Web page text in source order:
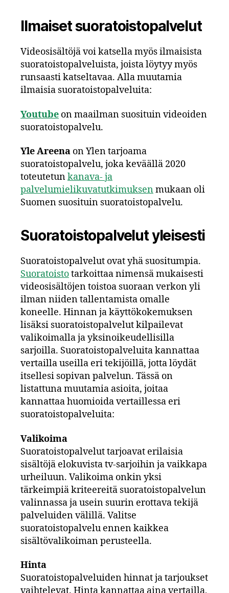
Ilmaiset suoratoistopalvelut
Videosisältöjä voi katsella myös ilmaisista
suoratoistopalveluista, joista löytyy myös
runsaasti katseltavaa. Alla muutamia
ilmaisia suoratoistopalveluita:
Youtube on maailman suosituin videoiden
suoratoistopalvelu.
Yle Areena on Ylen tarjoama
suoratoistopalvelu, joka keväällä 2020
toteutetunkanava- ja
palvelumielikuvatutkimuksenmukaan oli
Suomen suosituin suoratoistopalvelu.
Suoratoistopalvelut yleisesti
Suoratoistopalvelut ovat yhä suositumpia.
Suoratoistotarkoittaa nimensä mukaisesti
videosisältöjen toistoa suoraan verkon yli
ilman niiden tallentamista omalle
koneelle. Hinnan ja käyttökokemuksen
lisäksi suoratoistopalvelut kilpailevat
valikoimalla ja yksinoikeudellisilla
sarjoilla. Suoratoistopalveluita kannattaa
vertailla useilla eri tekijöillä, jotta löydät
itsellesi sopivan palvelun. Tässä on
listattuna muutamia asioita, joitaa
kannattaa huomioida vertaillessa eri
suoratoistopalveluita:
Valikoima
Suoratoistopalvelut tarjoavat erilaisia
sisältöjä elokuvista tv-sarjoihin ja vaikkapa
urheiluun. Valikoima onkin yksi
tärkeimpiä kriteereitä suoratoistopalvelun
valinnassa ja usein suurin erottava tekijä
palveluiden välillä. Valitse
suoratoistopalvelu ennen kaikkea
sisältövalikoiman perusteella.
Hinta
Suoratoistopalveluiden hinnat ja tarjoukset